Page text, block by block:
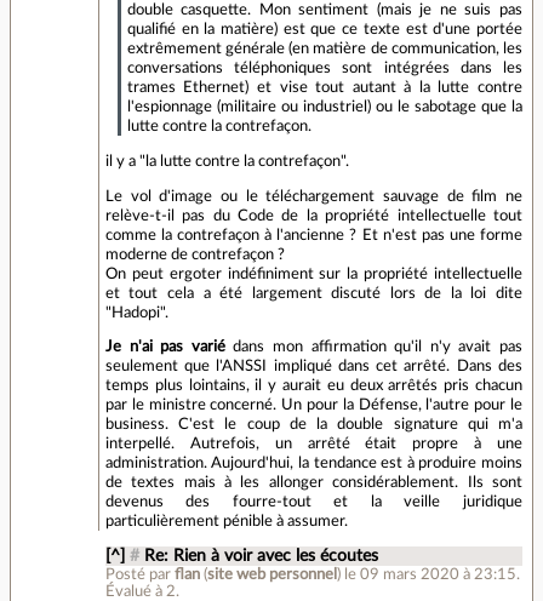
double casquette. Mon sentiment (mais je ne suis pas
qualifié en la matière) est que ce texte est d'une portée
extrêmement générale (en matière de communication, les
conversations téléphoniques sont intégrées dans les
trames Ethernet) et vise tout autant à la lutte contre
l'espionnage (militaire ou industriel) ou le sabotage que la
lutte contre la contrefaçon.
il y a "la lutte contre la contrefaçon".
Le vol d'image ou le téléchargement sauvage de film ne
relève-t-il pas du Code de la propriété intellectuelle tout
comme la contrefaçon à l'ancienne ? Et n'est pas une forme
moderne de contrefaçon ?
On peut ergoter indéfiniment sur la propriété intellectuelle
et tout cela a été largement discuté lors de la loi dite
"Hadopi".
Je n'ai pas variédans mon affirmation qu'il n'y avait pas
seulement que l'ANSSI impliqué dans cet arrêté. Dans des
temps plus lointains, il y aurait eu deux arrêtés pris chacun
par le ministre concerné. Un pour la Défense, l'autre pour le
business. C'est le coup de la double signature qui m'a
interpellé. Autrefois, un arrêté était propre à une
administration. Aujourd'hui, la tendance est à produire moins
de textes mais à les allonger considérablement. Ils sont
devenus des fourre-tout et la veille juridique
particulièrement pénible à assumer.
[^] # Re: Rien à voir avec les écoutes
Posté parflan (site web personnel ) le 09 mars 2020 à 23:15.
Évalué à 2.